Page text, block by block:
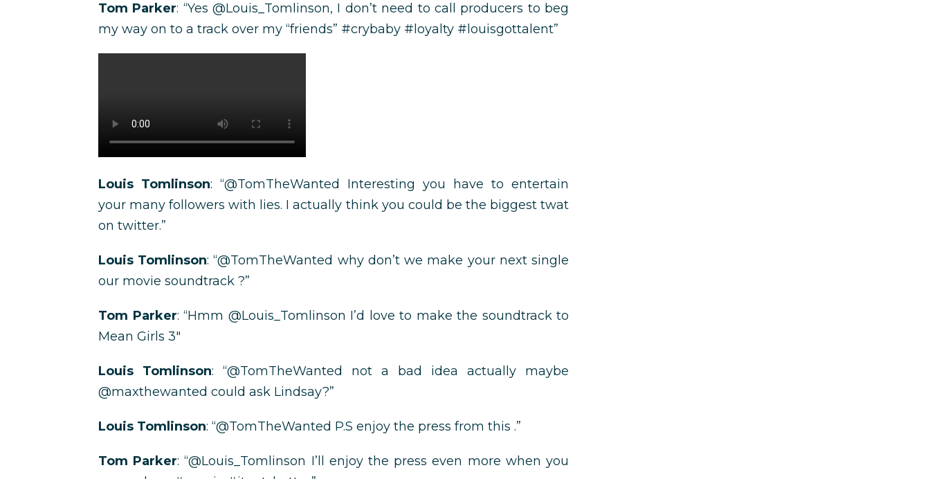
Tom Parker: “Yes @Louis_Tomlinson, I don’t need to call producers to beg
my way on to a track over my “friends” #crybaby #loyalty #louisgottalent”
Louis Tomlinson
on twitter.”
our movie soundtrack ?”
Tom Parker: “Hmm @Louis_Tomlinson I’d love to make the soundtrack to